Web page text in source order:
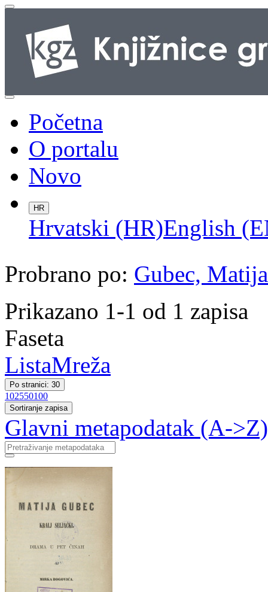
Početna
O portalu
Novo
HR
Hrvatski (HR)English
Probrano po: Gubec,
Prikazano 1-1 od 1 zapisa
Faseta
ListaMreža
Po stranici: 30
102550100
Sortiranje zapisa
Glavni metapodatak (A->Z)